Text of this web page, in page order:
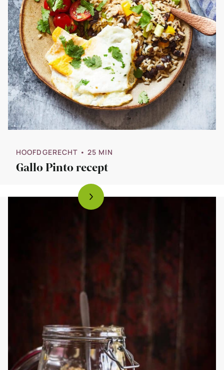
HOOFDGERECHT • 25 MIN
Gallo Pinto recept